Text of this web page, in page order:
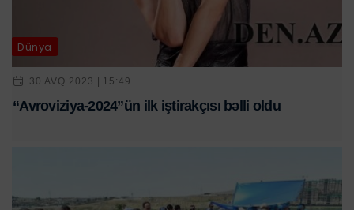
Dünya
30 AVQ 2023 | 15:49
“Avroviziya-2024”ün ilk iştirakçısı bəlli oldu